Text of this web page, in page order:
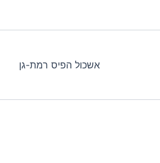
אשכול הפיס רמת-גן